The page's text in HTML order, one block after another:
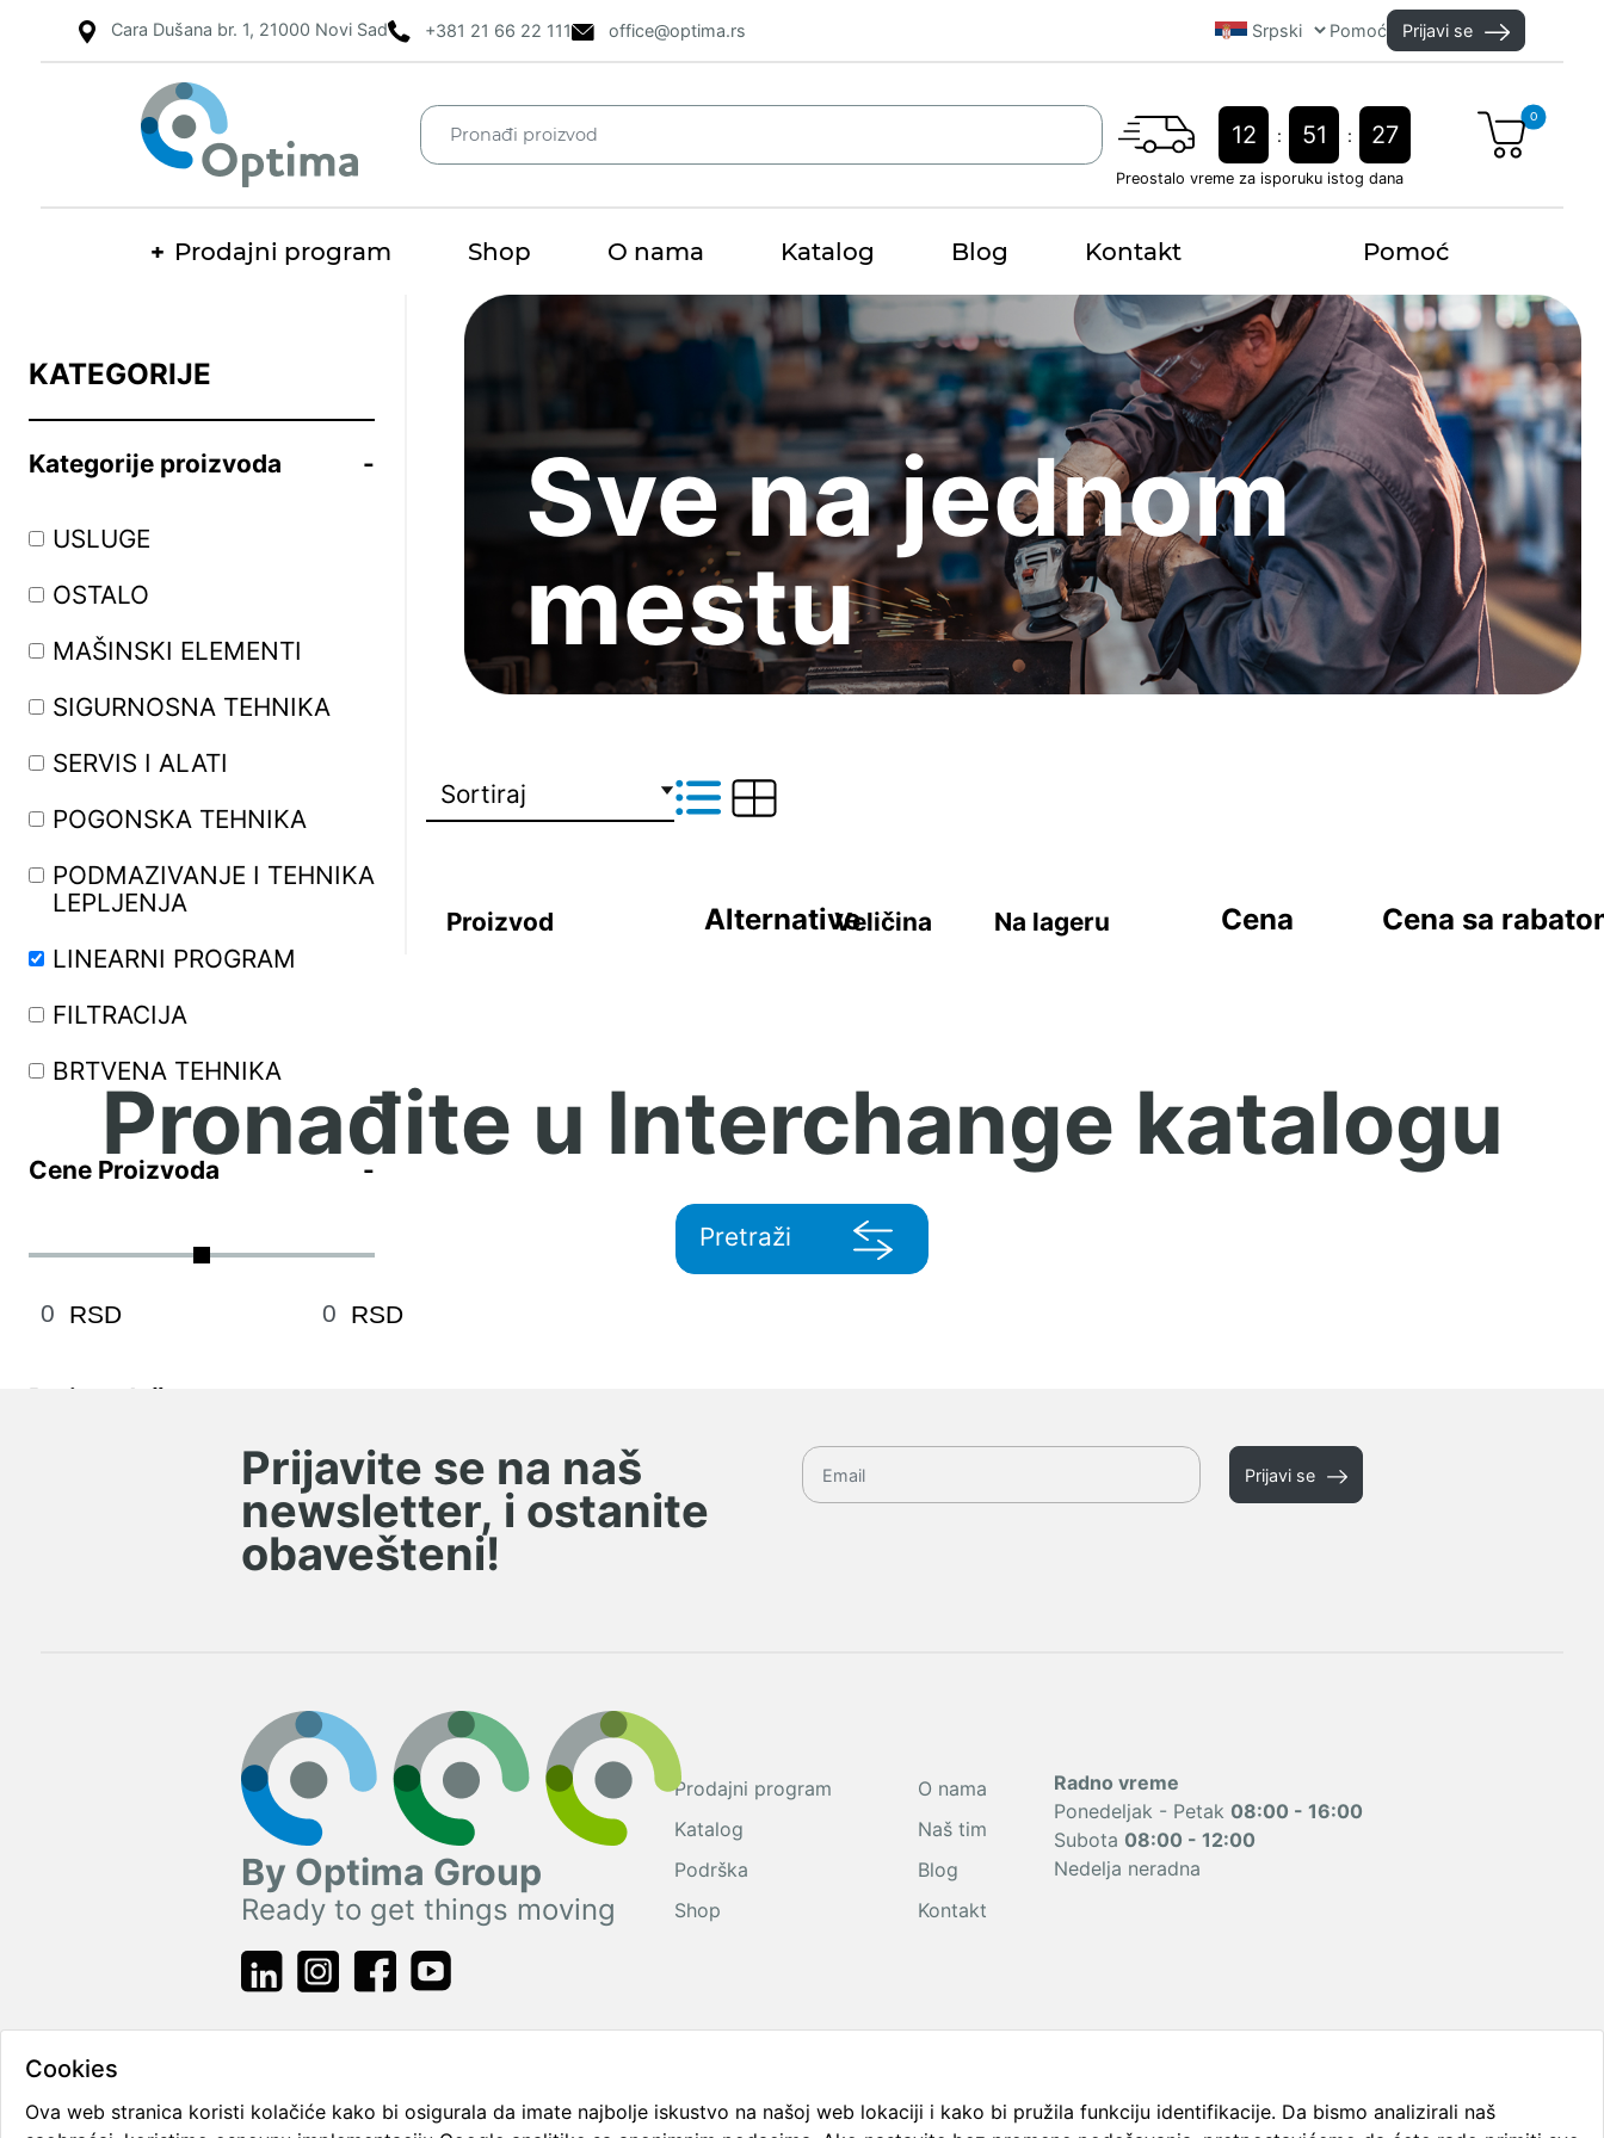
Cookies
Ova web stranica koristi kolačiće kako bi osigurala da imate najbolje iskustvo na našoj web lokaciji i kako bi pružila funkciju identifikacije. Da bismo analizirali naš
Cara Dušana br. 1, 21000 Novi Sad +381 21 66 22 111 office@optima.rs Pomoć Prijavi se
Pretraži
12 : 51 : 27
Preostalo vreme za isporuku istog dana
0
Prodajni program Shop O nama Katalog Blog Kontakt Pomoć
Sve na jednom
mestu
KATEGORIJE
Kategorije proizvoda
USLUGE
OSTALO
MAŠINSKI ELEMENTI
SIGURNOSNA TEHNIKA
SERVIS I ALATI
POGONSKA TEHNIKA
PODMAZIVANJE I TEHNIKA
LEPLJENJA
LINEARNI PROGRAM
FILTRACIJA
BRTVENA TEHNIKA
Cene Proizvoda
RSD RSD
Proizvođač
Linearne ležajne jedinice
Nosači okruglih linearnih
Navojne matice (navrtke)
Igličaste linearne staze
Ležajevi
Proizvod AlternativeVeličina Na lageru Cena Cena sa
Pronađite u Interchange katalogu
Pretraži
Prijavite se na naš
newsletter, i ostanite
obavešteni!
Prijavi se
By Optima Group
Ready to get things moving
Prodajni program
Katalog
Podrška
Shop
O nama
Naš tim
Blog
Kontakt
Radno vreme
Ponedeljak - Petak 08:00 - 16:00
Subota 08:00 - 12:00
Nedelja neradna